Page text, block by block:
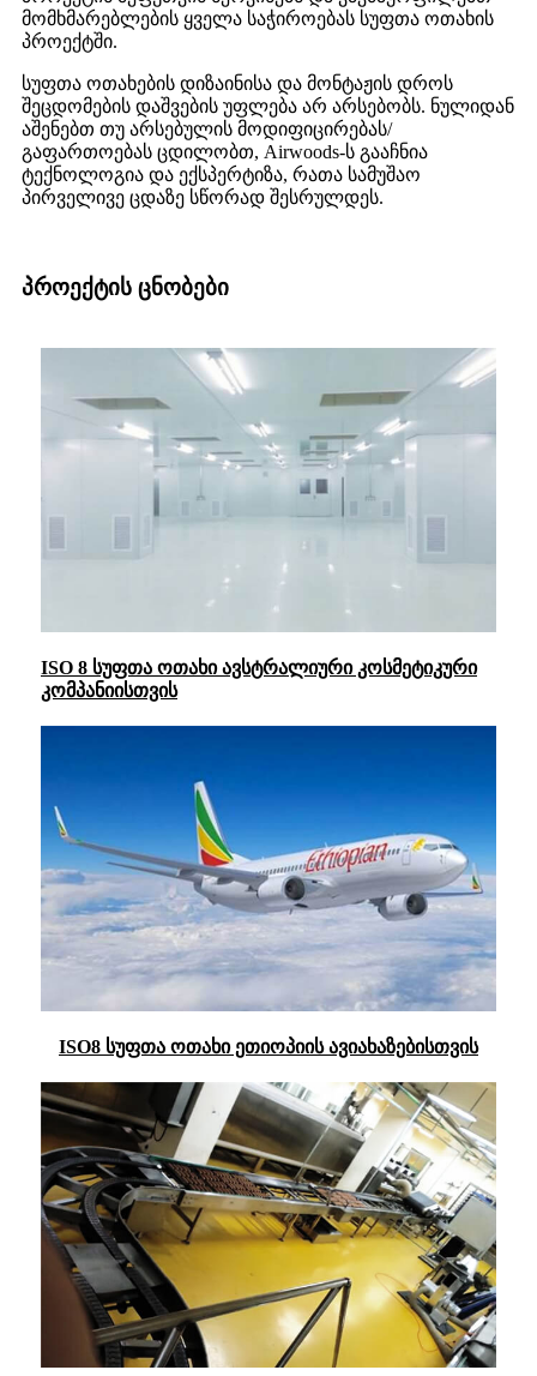
მომხმარებლების ყველა საჭიროებას სუფთა ოთახის
პროექტში.
სუფთა ოთახების დიზაინისა და მონტაჟის დროს
შეცდომების დაშვების უფლება არ არსებობს. ნულიდან
აშენებთ თუ არსებულის მოდიფიცირებას/
გაფართოებას ცდილობთ, Airwoods-ს გააჩნია
ტექნოლოგია და ექსპერტიზა, რათა სამუშაო
პირველივე ცდაზე სწორად შესრულდეს.
პროექტის ცნობები
ISO 8 სუფთა ოთახი ავსტრალიური კოსმეტიკური
კომპანიისთვის
ISO8 სუფთა ოთახი ეთიოპიის ავიახაზებისთვის